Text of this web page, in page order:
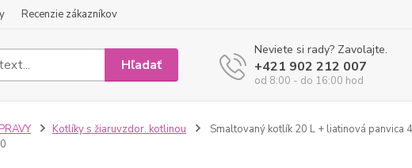
Recenzie zákazníkov
Hľadať
Neviete si rady? Zavolajte.
+421 902 212 007
od 8:00 - do 16:00 hod
Kotlíky s žiaruvzdor. kotlinou
Smaltovaný kotlík 20 L + liatinová panvica